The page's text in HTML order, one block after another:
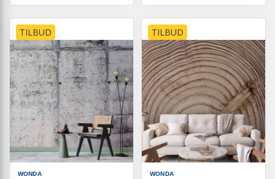
TILBUD
WONDA
TILBUD
WONDA